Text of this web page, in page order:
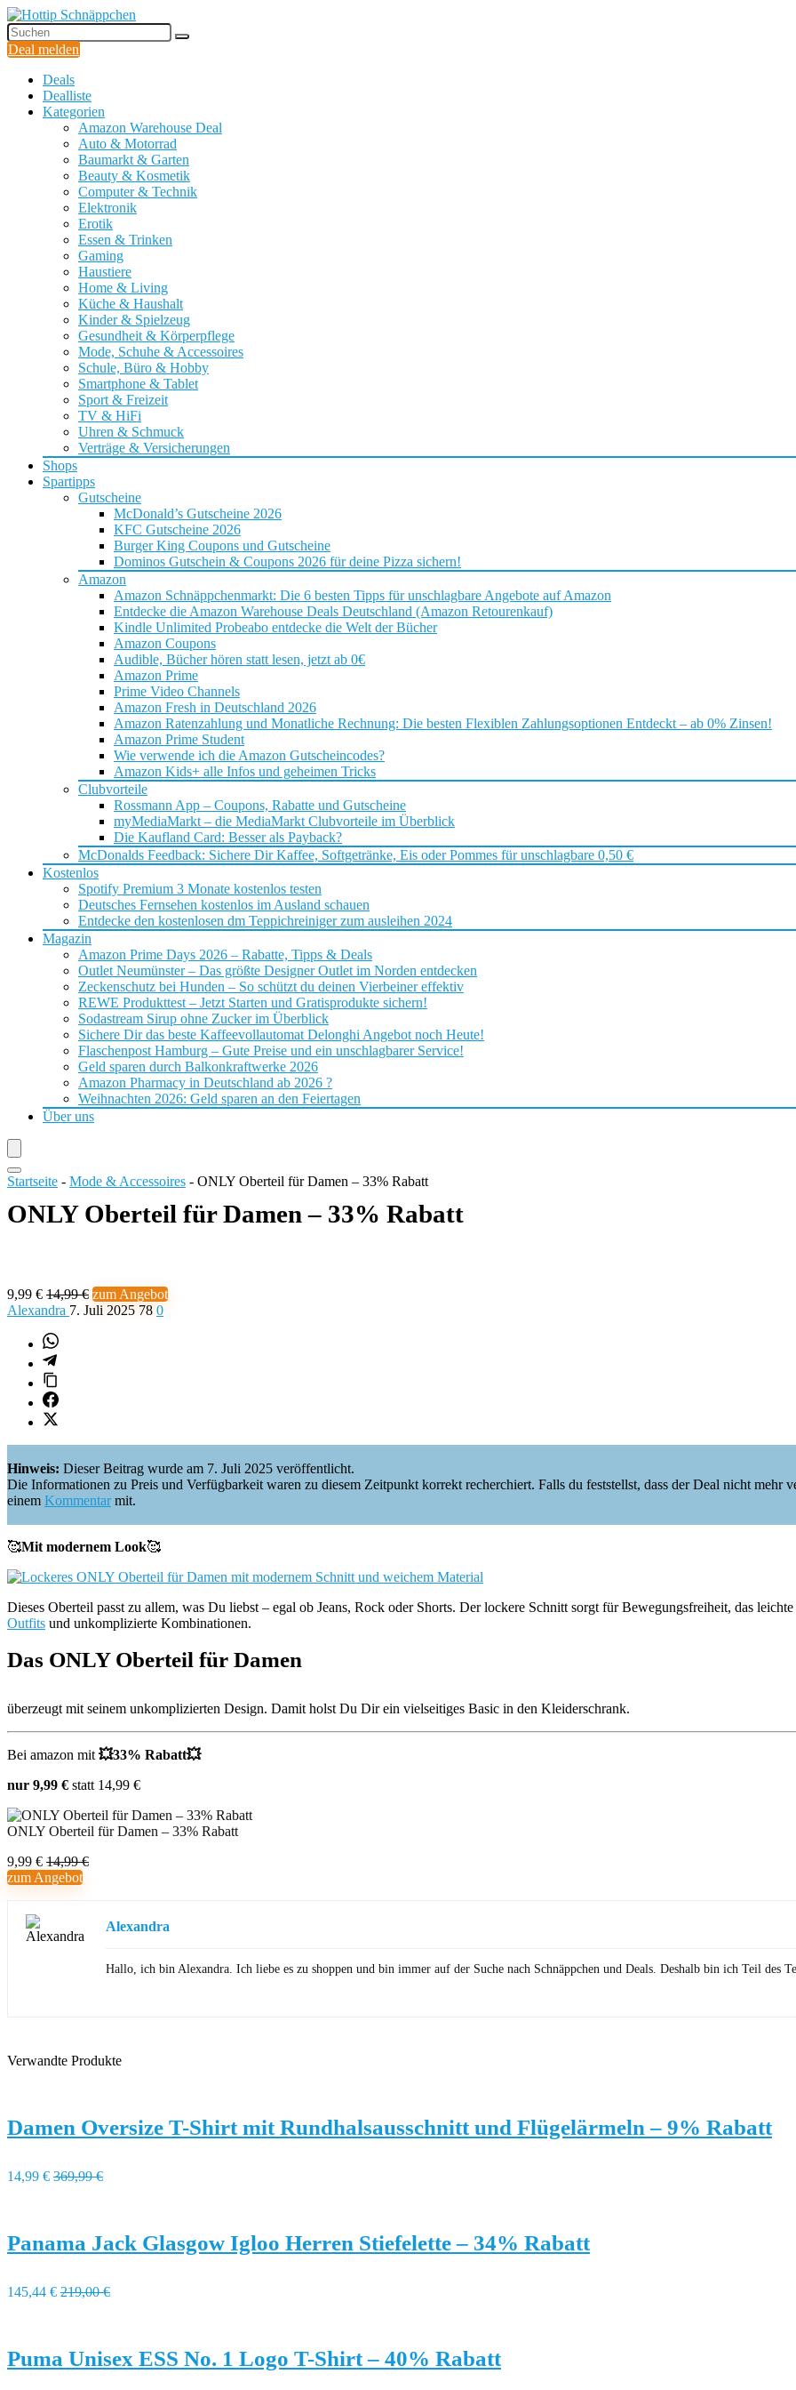
Deal melden
Deals
Dealliste
Kategorien
Amazon Warehouse Deal
Auto & Motorrad
Baumarkt & Garten
Beauty & Kosmetik
Computer & Technik
Elektronik
Erotik
Essen & Trinken
Gaming
Haustiere
Home & Living
Küche & Haushalt
Kinder & Spielzeug
Gesundheit & Körperpflege
Mode, Schuhe & Accessoires
Schule, Büro & Hobby
Smartphone & Tablet
Sport & Freizeit
TV & HiFi
Uhren & Schmuck
Verträge & Versicherungen
Shops
Spartipps
Gutscheine
McDonald’s Gutscheine 2026
KFC Gutscheine 2026
Burger King Coupons und Gutscheine
Dominos Gutschein & Coupons 2026 für deine Pizza sichern!
Amazon
Amazon Schnäppchenmarkt: Die 6 besten Tipps für unschlagbare Angebote auf Amazon
Entdecke die Amazon Warehouse Deals Deutschland (Amazon Retourenkauf)
Kindle Unlimited Probeabo entdecke die Welt der Bücher
Amazon Coupons
Audible, Bücher hören statt lesen, jetzt ab 0€
Amazon Prime
Prime Video Channels
Amazon Fresh in Deutschland 2026
Amazon Ratenzahlung und Monatliche Rechnung: Die besten Flexiblen Zahlungsoptionen Entdeckt – ab 0% Zinsen!
Amazon Prime Student
Wie verwende ich die Amazon Gutscheincodes?
Amazon Kids+ alle Infos und geheimen Tricks
Clubvorteile
Rossmann App – Coupons, Rabatte und Gutscheine
myMediaMarkt – die MediaMarkt Clubvorteile im Überblick
Die Kaufland Card: Besser als Payback?
McDonalds Feedback: Sichere Dir Kaffee, Softgetränke, Eis oder Pommes für unschlagbare 0,50 €
Kostenlos
Spotify Premium 3 Monate kostenlos testen
Deutsches Fernsehen kostenlos im Ausland schauen
Entdecke den kostenlosen dm Teppichreiniger zum ausleihen 2024
Magazin
Amazon Prime Days 2026 – Rabatte, Tipps & Deals
Outlet Neumünster – Das größte Designer Outlet im Norden entdecken
Zeckenschutz bei Hunden – So schützt du deinen Vierbeiner effektiv
REWE Produkttest – Jetzt Starten und Gratisprodukte sichern!
Sodastream Sirup ohne Zucker im Überblick
Sichere Dir das beste Kaffeevollautomat Delonghi Angebot noch Heute!
Flaschenpost Hamburg – Gute Preise und ein unschlagbarer Service!
Geld sparen durch Balkonkraftwerke 2026
Amazon Pharmacy in Deutschland ab 2026 ?
Weihnachten 2026: Geld sparen an den Feiertagen
Über uns
Startseite - Mode & Accessoires - ONLY Oberteil für Damen – 33% Rabatt
ONLY Oberteil für Damen – 33% Rabatt
9,99 € 14,99 € zum Angebot
Alexandra 7. Juli 2025 78 0
Hinweis: Dieser Beitrag wurde am 7. Juli 2025 veröffentlicht.
Die Informationen zu Preis und Verfügbarkeit waren zu diesem Zeitpunkt korrekt recherchiert. Falls du feststellst, dass der Deal nicht mehr
einem Kommentarmit.
🥰Mit modernem Look🥰
Dieses Oberteil passt zu allem, was Du liebst – egal ob Jeans, Rock oder Shorts. Der lockere Schnitt sorgt für Bewegungsfreiheit, das
Outfits und unkomplizierte Kombinationen.
Das ONLY Oberteil für Damen
überzeugt mit seinem unkomplizierten Design. Damit holst Du Dir ein vielseitiges Basic in den Kleiderschrank.
Bei amazon mit 💥33% Rabatt💥
nur 9,99 € statt 14,99 €
ONLY Oberteil für Damen – 33% Rabatt
9,99 € 14,99 €
zum Angebot
Alexandra
Hallo, ich bin Alexandra. Ich liebe es zu shoppen und bin immer auf der Suche nach Schnäppchen und Deals. Deshalb bin ich Teil des
Verwandte Produkte
Damen Oversize T-Shirt mit Rundhalsausschnitt und Flügelärmeln – 9% Rabatt
14,99 € 369,99 €
Panama Jack Glasgow Igloo Herren Stiefelette – 34% Rabatt
145,44 € 219,00 €
Puma Unisex ESS No. 1 Logo T-Shirt – 40% Rabatt